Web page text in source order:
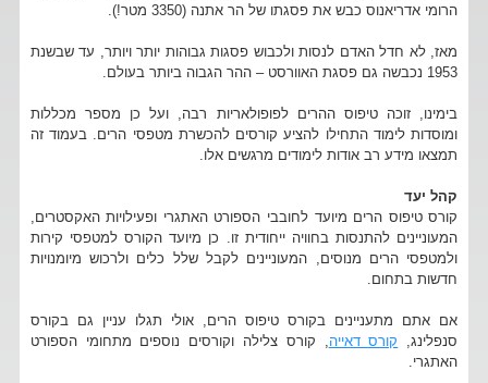
הרומי אדריאנוס כבש את פסגתו של הר אתנה (3350 מטר!).
מאז, לא חדל האדם לנסות ולכבוש פסגות גבוהות יותר ויותר, עד שבשנת
1953 נכבשה גם פסגת האוורסט – ההר הגבוה ביותר בעולם.
בימינו, זוכה טיפוס ההרים לפופולאריות רבה, ועל כן מספר מכללות
ומוסדות לימוד התחילו להציע קורסים להכשרת מטפסי הרים. בעמוד זה
תמצאו מידע רב אודות לימודים מרגשים אלו.
קהל יעד
קורס טיפוס הרים מיועד לחובבי הספורט האתגרי ופעילויות האקסטרים,
המעוניינים להתנסות בחוויה ייחודית זו. כן מיועד הקורס למטפסי קירות
ולמטפסי הרים מנוסים, המעוניינים לקבל שלל כלים ולרכוש מיומנויות
חדשות בתחום.
אם אתם מתעניינים בקורס טיפוס הרים, אולי תגלו עניין גם בקורס
סנפלינג, קורס דאייה , קורס צלילה וקורסים נוספים מתחומי הספורט
האתגרי.